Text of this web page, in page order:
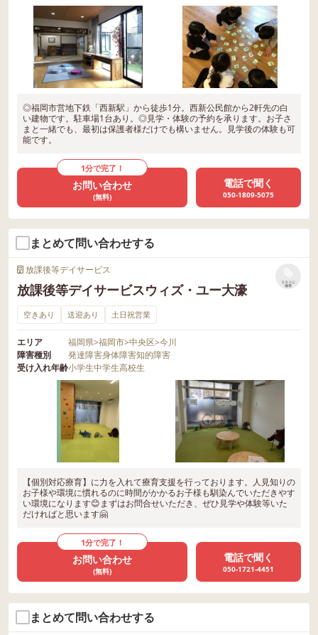
◎福岡市営地下鉄「西新駅」から徒歩1分。西新公民館から2軒先の白
い建物です。駐車場1台あり。◎見学・体験の予約を承ります。お子さ
まと一緒でも、最初は保護者様だけでも構いません。見学後の体験も可
能です。
1分で完了！
お問い合わせ
(無料)
電話で聞く
050-1809-5075
まとめて問い合わせする
放課後等デイサービス
放課後等デイサービスウィズ・ユー大濠
リストに
保存
空きあり 送迎あり 土日祝営業
エリア 福岡県>福岡市>中央区>今川
障害種別
発達障害身体障害知的障害
受け入れ年齢小学生中学生高校生
【個別対応療育】に力を入れて療育支援を行っております。人見知りの
お子様や環境に慣れるのに時間がかかるお子様も馴染んでいただきやす
い環境になります😊まずはお問合せいただき、ぜひ見学や体験等いた
だければと思います🤗
1分で完了！
お問い合わせ
(無料)
電話で聞く
050-1721-4451
まとめて問い合わせする